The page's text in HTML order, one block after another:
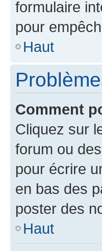
formulaire
pour
Haut
Comment
Cliquez sur
forum ou
pour écrire
en bas des
poster des
Haut